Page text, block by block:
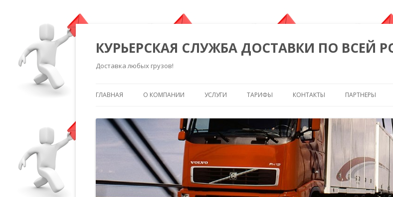
КУРЬЕРСКАЯ СЛУЖБА ДОСТАВКИ ПО ВСЕЙ
Доставка любых грузов!
ГЛАВНАЯ О КОМПАНИИ УСЛУГИ ТАРИФЫ КОНТАКТЫ ПАРТНЕРЫ